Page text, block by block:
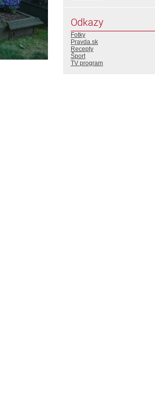
Odkazy
Fotky
Pravda.sk
Recepty
Šport
TV program